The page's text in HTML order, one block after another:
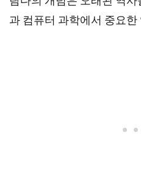
과 컴퓨터 과학에서 중요